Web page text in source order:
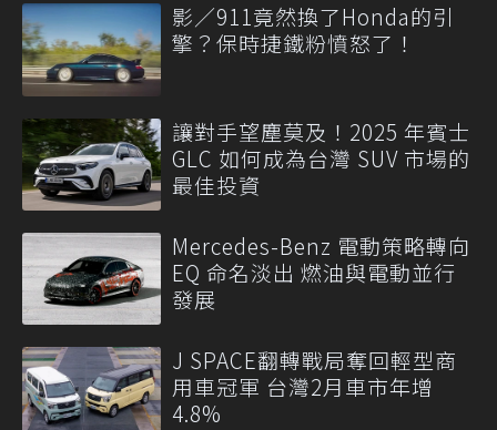
影／911竟然換了Honda的引
擎？保時捷鐵粉憤怒了！
讓對手望塵莫及！2025 年賓士
GLC 如何成為台灣 SUV 市場的
最佳投資
Mercedes-Benz 電動策略轉向
EQ 命名淡出 燃油與電動並行
發展
J SPACE翻轉戰局奪回輕型商
用車冠軍 台灣2月車市年增
4.8%